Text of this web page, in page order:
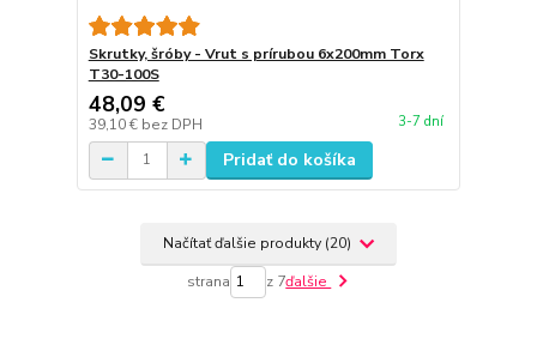
Skrutky, šróby - Vrut s prírubou 6x200mm Torx
T30-100S
48,09 €
39,10 € bez DPH 3-7 dní
Pridať do košíka
Načítať ďalšie produkty (20)
strana z 7ďalšie